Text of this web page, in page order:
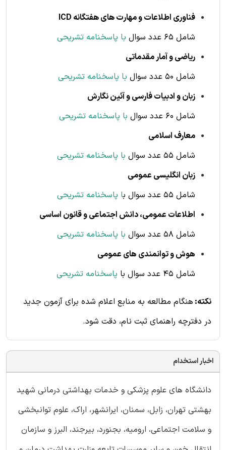
فناوری اطلاعات و مهارت های هفتگانه ICD
شامل 65 عدد سوال
با پاسخنامه تشریحی
ریاضی و آمار مقدماتی
شامل 50 عدد سوال
با پاسخنامه تشریحی
زبان و ادبیات فارسی و آئین نگارش
شامل 60 عدد سوال
با پاسخنامه تشریحی
معارف اسلامی
شامل 55 عدد سوال
با پاسخنامه تشریحی
زبان انگلیسی عمومی
شامل 55 عدد سوال ب
ا پاسخنامه تشریحی
اطلاعات عمومی، دانش اجتماعی و قانون اساسی
شامل 58 عدد سوال
با پاسخنامه تشریحی
هوش و توانمندی های عمومی
شامل 45 عدد سوال با
پاسخنامه تشریحی
نکته: هنگام مطالعه به منابع اعلام شده برای آزمون جدید
در دفترچه راهنمای ثبت نام، دقت شود.
اخبار استخدام
دانشگاه های علوم پزشكی و خدمات بهداشتی درمانی شهيد
بهشتی تهران، زابل، سمنان، ايرانشهر، اراک، علوم توانبخشی
و سلامت اجتماعی، اروميه، بجنورد، بيرجند، البرز و سازمان